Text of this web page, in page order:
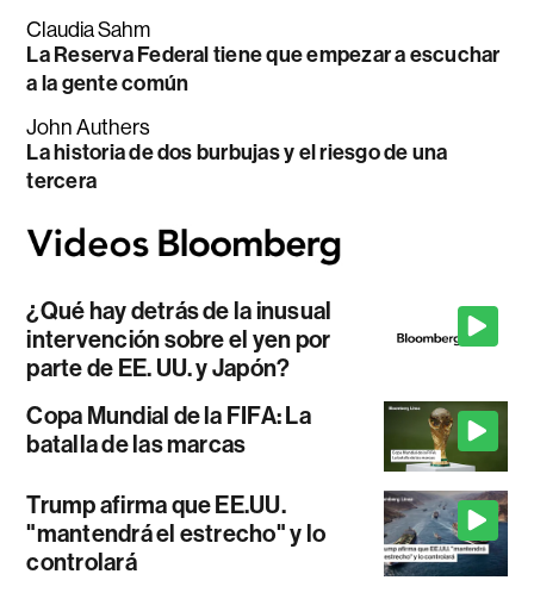
Claudia Sahm
La Reserva Federal tiene que empezar a escuchar
a la gente común
John Authers
La historia de dos burbujas y el riesgo de una
tercera
¿Qué hay detrás de la inusual
intervención sobre el yen por
parte de EE. UU. y Japón?
Copa Mundial de la FIFA: La
batalla de las marcas
Trump afirma que EE.UU.
"mantendrá el estrecho" y lo
controlará